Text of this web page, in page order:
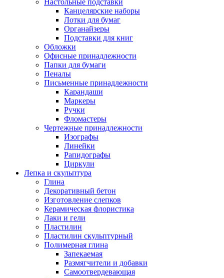
Настольные подставки
Канцелярские наборы
Лотки для бумаг
Органайзеры
Подставки для книг
Обложки
Офисные принадлежности
Папки для бумаги
Пеналы
Письменные принадлежности
Карандаши
Маркеры
Ручки
Фломастеры
Чертежные принадлежности
Изографы
Линейки
Рапидографы
Циркули
Лепка и скульптура
Глина
Декоративный бетон
Изготовление слепков
Керамическая флористика
Лаки и гели
Пластилин
Пластилин скульптурный
Полимерная глина
Запекаемая
Размягчители и добавки
Самоотвердевающая